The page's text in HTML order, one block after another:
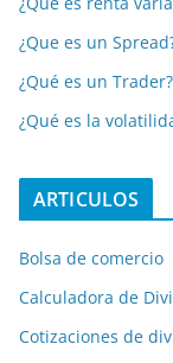
¿Que es un
¿Qué es un Trader?
¿Qué es la
ARTICULOS
Bolsa de comercio
Calculadora de
Cotizaciones de